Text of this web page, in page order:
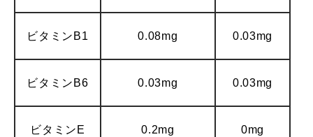
ビタミンB1 0.08mg 0.03mg
ビタミンB6 0.03mg 0.03mg
ビタミンE 0.2mg 0mg